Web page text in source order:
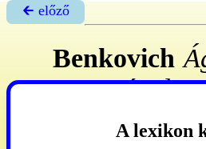
🡰 előző
Benkovich
Nagyvárad,
nemesiA lexikon